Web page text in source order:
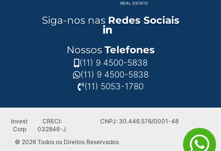
Siga-nos nas Redes Sociais
Nossos Telefones
(11) 9 4500-5838
(11) 9 4500-5838
(11) 5053-1780
Invest
Corp
CRECI:
032846-J
CNPJ: 30.446.576/0001-48
© 2026 Todos os Direitos Reservados